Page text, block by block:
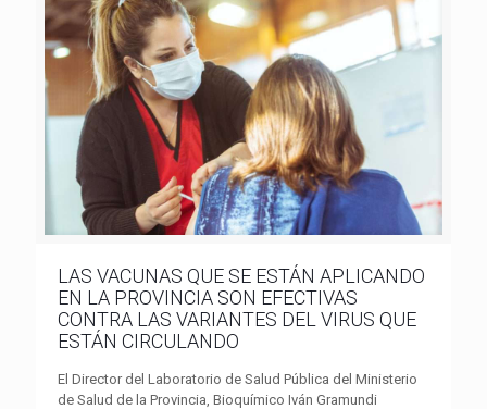
LAS VACUNAS QUE SE ESTÁN APLICANDO
EN LA PROVINCIA SON EFECTIVAS
CONTRA LAS VARIANTES DEL VIRUS QUE
ESTÁN CIRCULANDO
El Director del Laboratorio de Salud Pública del Ministerio
de Salud de la Provincia, Bioquímico Iván Gramundi